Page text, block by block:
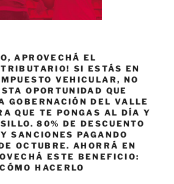
APROVECHÁ EL
SI ESTÁS EN
VEHICULAR, NO
OPORTUNIDAD QUE
GOBERNACIÓN DEL VALLE
QUE TE PONGAS AL DÍA Y
80% DE DESCUENTO
SANCIONES PAGANDO
OCTUBRE. AHORRÁ EN
ESTE BENEFICIO:
HACERLO